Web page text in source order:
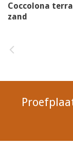
Coccolona
zand